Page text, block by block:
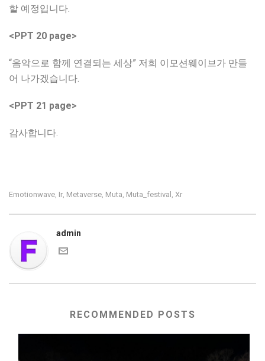
할 예정입니다.
<PPT 20 page>
“음악으로 함께 연결되는 세상” 저희 이모션웨이브가 만들
어 나가겠습니다.
<PPT 21 page>
감사합니다.
Emotionwave, Ir, Metaverse, Muta, Muta_festival , Xr
admin
RECOMMENDED POSTS